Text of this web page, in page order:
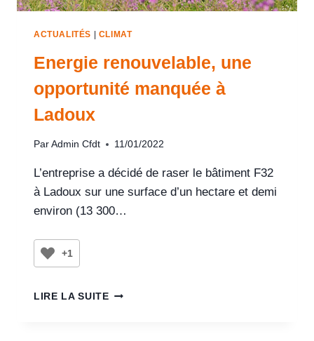
ACTUALITÉS | CLIMAT
Energie renouvelable, une
opportunité manquée à
Ladoux
Par Admin Cfdt 11/01/2022
L’entreprise a décidé de raser le bâtiment F32
à Ladoux sur une surface d’un hectare et demi
environ (13 300…
+1
LIRE LA SUITE